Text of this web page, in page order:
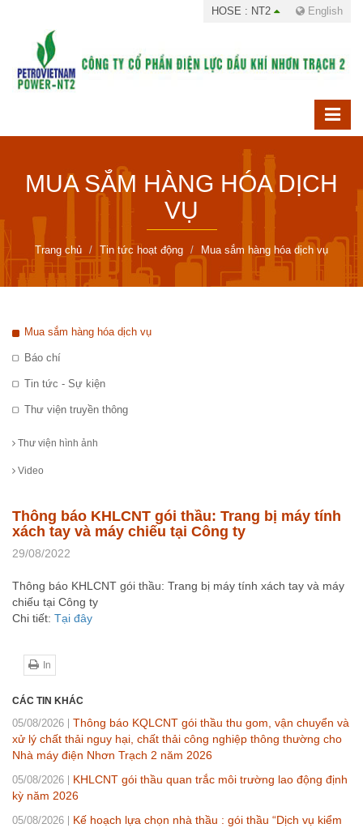
HOSE : NT2 English
MUA SẮM HÀNG HÓA DỊCH
VỤ
Trang chủ Tin tức hoạt động Mua sắm hàng hóa dịch vụ
Mua sắm hàng hóa dịch vụ
Báo chí
Tin tức - Sự kiện
Thư viện truyền thông
Thư viện hình ảnh
Video
Thông báo KHLCNT gói thầu: Trang bị máy tính
xách tay và máy chiếu tại Công ty
29/08/2022
Thông báo KHLCNT gói thầu: Trang bị máy tính xách tay và máy
chiếu tại Công ty
Chi tiết: Tại đây
In
CÁC TIN KHÁC
05/08/2026
Thông báo KQLCNT gói thầu thu gom, vận chuyển và
xử lý chất thải nguy hại, chất thải công nghiệp thông thường cho
Nhà máy điện Nhơn Trạch 2 năm 2026
05/08/2026
KHLCNT gói thầu quan trắc môi trường lao động định
kỳ năm 2026
05/08/2026
Kế hoạch lựa chọn nhà thầu : gói thầu “Dịch vụ kiểm